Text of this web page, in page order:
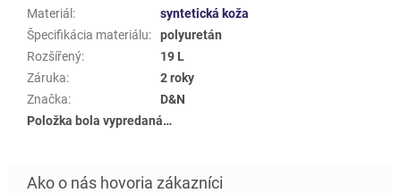
Materiál :
syntetická koža
Špecifikácia materiálu:
polyuretán
Rozšířený:
19 L
Záruka:
2 roky
Značka:
D&N
Položka bola vypredaná…